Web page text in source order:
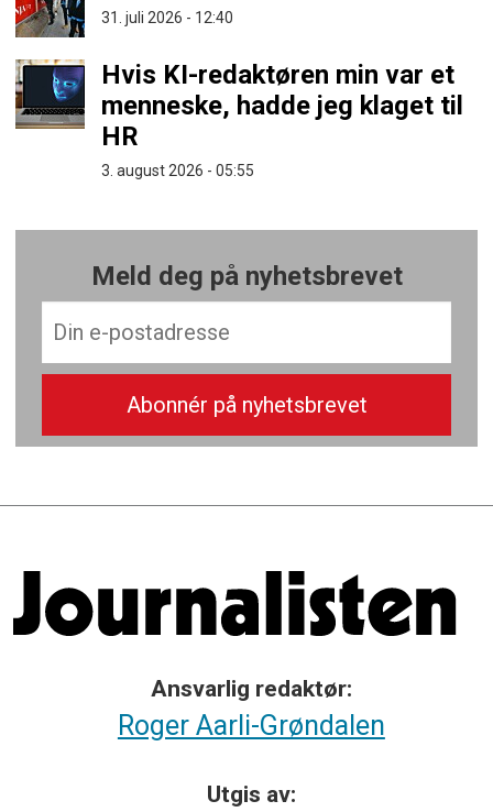
31. juli 2026 - 12:40
Hvis KI-redaktøren min var et
menneske, hadde jeg klaget til
HR
3. august 2026 - 05:55
Meld deg på nyhetsbrevet
Ansvarlig redaktør:
Roger Aarli-Grøndalen
Utgis av: